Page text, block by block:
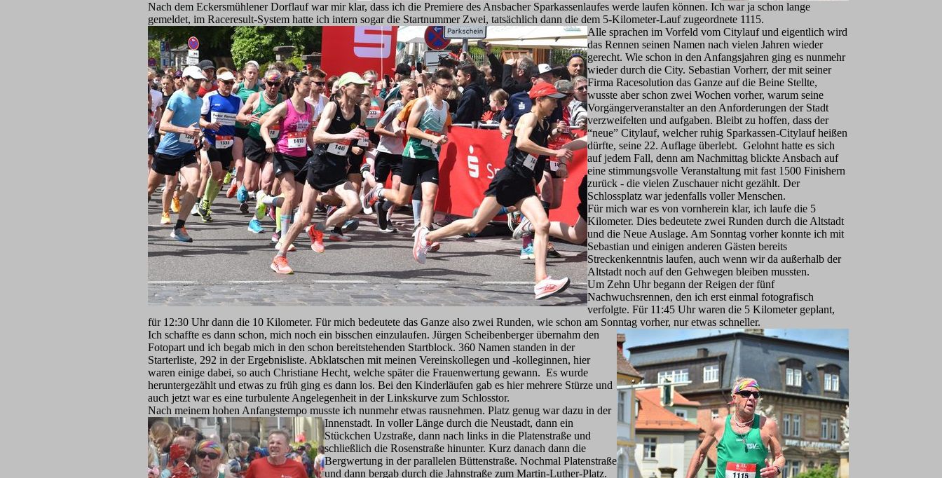
Nach dem Eckersmühlener Dorflauf war mir klar, dass ich die Premiere des Ansbacher Sparkassenlaufes werde laufen können. Ich war ja schon lange
gemeldet, im Raceresult-System hatte ich intern sogar die Startnummer Zwei, tatsächlich dann die dem 5-Kilometer-Lauf zugeordnete 1115.
Alle sprachen im Vorfeld vom Citylauf und eigentlich wird
das Rennen seinen Namen nach vielen Jahren wieder
gerecht. Wie schon in den Anfangsjahren ging es nunmehr
wieder durch die City. Sebastian Vorherr, der mit seiner
Firma Racesolution das Ganze auf die Beine Stellte,
wusste aber schon zwei Wochen vorher, warum seine
Vorgängerveranstalter an den Anforderungen der Stadt
verzweifelten und aufgaben. Bleibt zu hoffen, dass der
“neue” Citylauf, welcher ruhig Sparkassen-Citylauf heißen
dürfte, seine 22. Auflage überlebt. Gelohnt hatte es sich
auf jedem Fall, denn am Nachmittag blickte Ansbach auf
eine stimmungsvolle Veranstaltung mit fast 1500 Finishern
zurück - die vielen Zuschauer nicht gezählt. Der
Schlossplatz war jedenfalls voller Menschen.
Für mich war es von vornherein klar, ich laufe die 5
Kilometer. Dies bedeutete zwei Runden durch die Altstadt
und die Neue Auslage. Am Sonntag vorher konnte ich mit
Sebastian und einigen anderen Gästen bereits
Streckenkenntnis laufen, auch wenn wir da außerhalb der
Altstadt noch auf den Gehwegen bleiben mussten.
Um Zehn Uhr begann der Reigen der fünf
Nachwuchsrennen, den ich erst einmal fotografisch
verfolgte. Für 11:45 Uhr waren die 5 Kilometer geplant,
für 12:30 Uhr dann die 10 Kilometer. Für mich bedeutete das Ganze also zwei Runden, wie schon am Sonntag vorher, nur etwas schneller.
Ich schaffte es dann schon, mich noch ein bisschen einzulaufen. Jürgen Scheibenberger übernahm den
Fotopart und ich begab mich in den schon bereitstehenden Startblock. 360 Namen standen in der
Starterliste, 292 in der Ergebnisliste. Abklatschen mit meinen Vereinskollegen und -kolleginnen, hier
waren einige dabei, so auch Christiane Hecht, welche später die Frauenwertung gewann. Es wurde
heruntergezählt und etwas zu früh ging es dann los. Bei den Kinderläufen gab es hier mehrere Stürze und
auch jetzt war es eine turbulente Angelegenheit in der Linkskurve zum Schlosstor.
Nach meinem hohen Anfangstempo musste ich nunmehr etwas rausnehmen. Platz genug war dazu in der
Innenstadt. In voller Länge durch die Neustadt, dann ein
Stückchen Uzstraße, dann nach links in die Platenstraße und
schließlich die Rosenstraße hinunter. Kurz danach dann die
Bergwertung in der parallelen Büttenstraße. Nochmal Platenstraße
und dann bergab durch die Jahnstraße zum Martin-Luther-Platz.